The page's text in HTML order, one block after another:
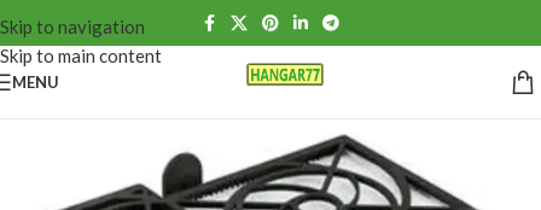
Skip to navigation
Skip to main content
MENU